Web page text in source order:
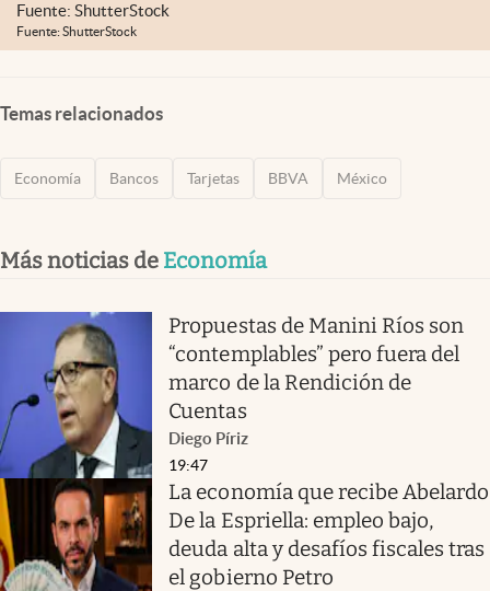
Fuente: ShutterStock
Fuente: ShutterStock
Temas relacionados
Economía Bancos Tarjetas BBVA México
Más noticias de Economía
Propuestas de Manini Ríos son
“contemplables” pero fuera del
marco de la Rendición de
Cuentas
Diego Píriz
19:47
La economía que recibe Abelardo
De la Espriella: empleo bajo,
deuda alta y desafíos fiscales tras
el gobierno Petro